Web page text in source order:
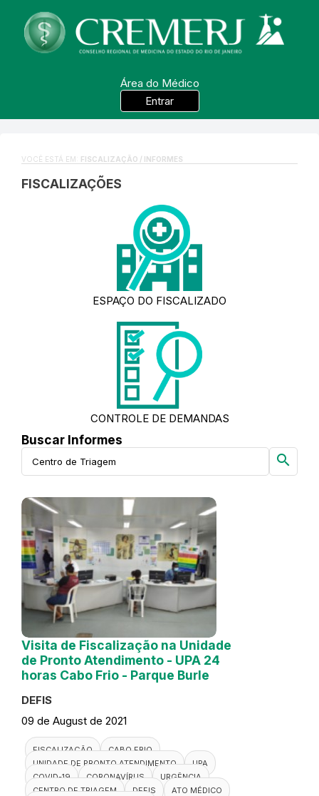
Área do Médico
Entrar
VOCÊ ESTÁ EM: FISCALIZAÇÃO / INFORMES
FISCALIZAÇÕES
ESPAÇO DO FISCALIZADO
CONTROLE DE DEMANDAS
Buscar Informes
search
Visita de Fiscalização na Unidade
de Pronto Atendimento - UPA 24
horas Cabo Frio - Parque Burle
DEFIS
09 de August de 2021
FISCALIZAÇÃO
CABO FRIO
UNIDADE DE PRONTO ATENDIMENTO
UPA
COVID-19
CORONAVÍRUS
URGÊNCIA
CENTRO DE TRIAGEM
DEFIS
ATO MÉDICO